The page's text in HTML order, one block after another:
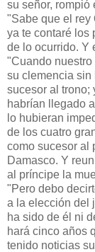
su señor, rompió
"Sabe que el rey
ya te contaré los
de lo ocurrido. Y
"Cuando
su clemencia sin
sucesor al trono;
habrían llegado
lo hubieran
de los cuatro
como sucesor al
Damasco. Y
al príncipe la
"Pero debo
a la elección del
ha sido de él ni
hará cinco años
tenido noticias